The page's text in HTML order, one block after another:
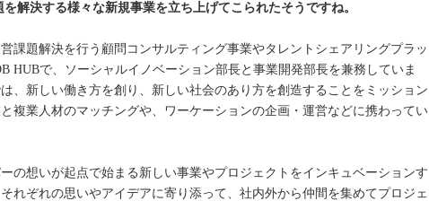
解決する様々な新規事業を立ち上げてこられたそうですね。
課題解決を行う顧問コンサルティング事業やタレントシェアリングプラッ
HUBで、ソーシャルイノベーション部長と事業開発部長を兼務していま
、新しい働き方を創り、新しい社会のあり方を創造することをミッション
複業人材のマッチングや、ワーケーションの企画・運営などに携わってい
の想いが起点で始まる新しい事業やプロジェクトをインキュベーションす
れぞれの思いやアイデアに寄り添って、社内外から仲間を集めてプロジェ